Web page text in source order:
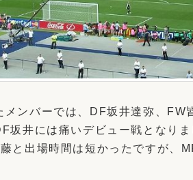
メンバーでは、DF坂井達弥、FW
坂井には痛いデビュー戦となり
と出場時間は短かったですが、